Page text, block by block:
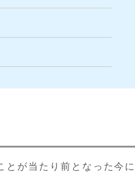
とが当たり前となった今に